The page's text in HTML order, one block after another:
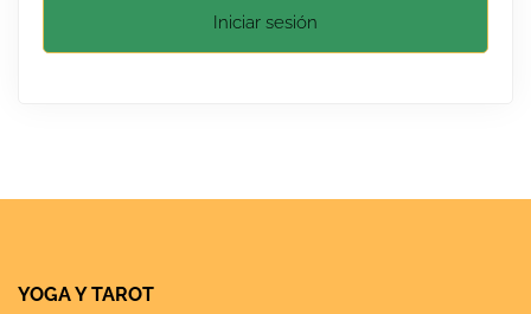
Iniciar sesión
YOGA Y TAROT